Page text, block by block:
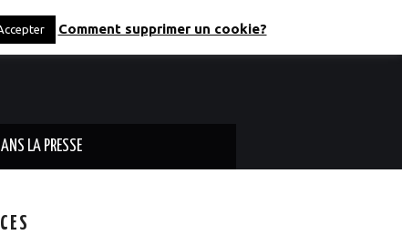
LA PRESSE
Comment supprimer un cookie?